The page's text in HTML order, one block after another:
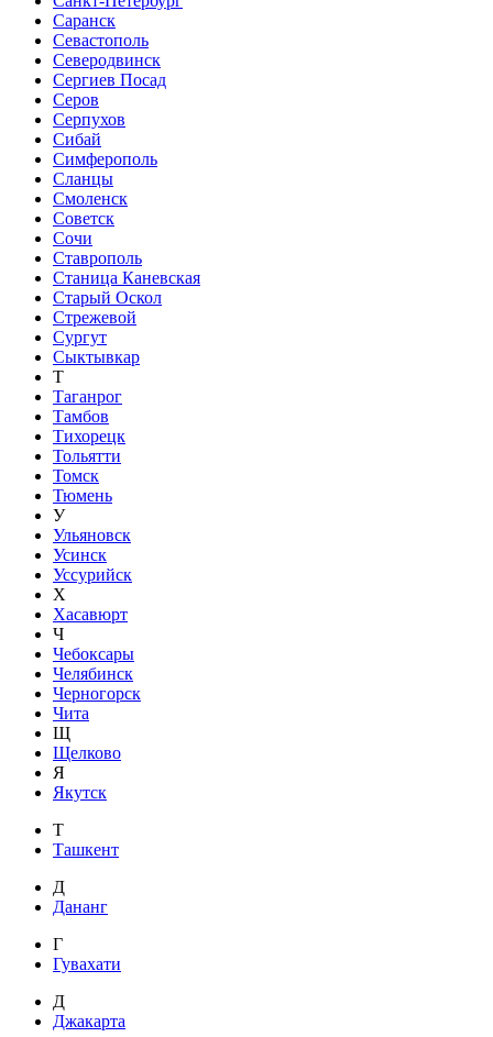
Саранск
Севастополь
Северодвинск
Сергиев Посад
Серов
Серпухов
Сибай
Симферополь
Сланцы
Смоленск
Советск
Сочи
Ставрополь
Станица Каневская
Старый Оскол
Стрежевой
Сургут
Сыктывкар
Т
Таганрог
Тамбов
Тихорецк
Тольятти
Томск
Тюмень
У
Ульяновск
Усинск
Уссурийск
Х
Хасавюрт
Ч
Чебоксары
Челябинск
Черногорск
Чита
Щ
Щелково
Я
Якутск
Т
Ташкент
Д
Дананг
Г
Гувахати
Д
Джакарта